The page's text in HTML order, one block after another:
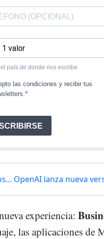
OpenAI lanza nueva
experiencia:
las aplicaciones